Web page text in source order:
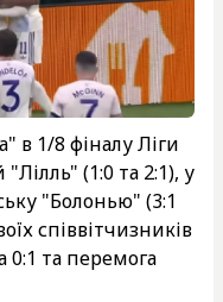
в 1/8 фіналу Ліги
(1:0 та 2:1), у
"Болонью" (3:1
співвітчизників
0:1 та перемога